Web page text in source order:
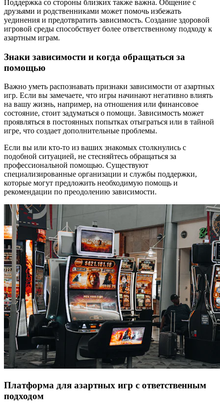
Поддержка со стороны близких также важна. Общение с
друзьями и родственниками может помочь избежать
уединения и предотвратить зависимость. Создание здоровой
игровой среды способствует более ответственному подходу к
азартным играм.
Знаки зависимости и когда обращаться за
помощью
Важно уметь распознавать признаки зависимости от азартных
игр. Если вы замечаете, что игры начинают негативно влиять
на вашу жизнь, например, на отношения или финансовое
состояние, стоит задуматься о помощи. Зависимость может
проявляться в постоянных попытках отыграться или в тайной
игре, что создает дополнительные проблемы.
Если вы или кто-то из ваших знакомых столкнулись с
подобной ситуацией, не стесняйтесь обращаться за
профессиональной помощью. Существуют
специализированные организации и службы поддержки,
которые могут предложить необходимую помощь и
рекомендации по преодолению зависимости.
Платформа для азартных игр с ответственным
подходом